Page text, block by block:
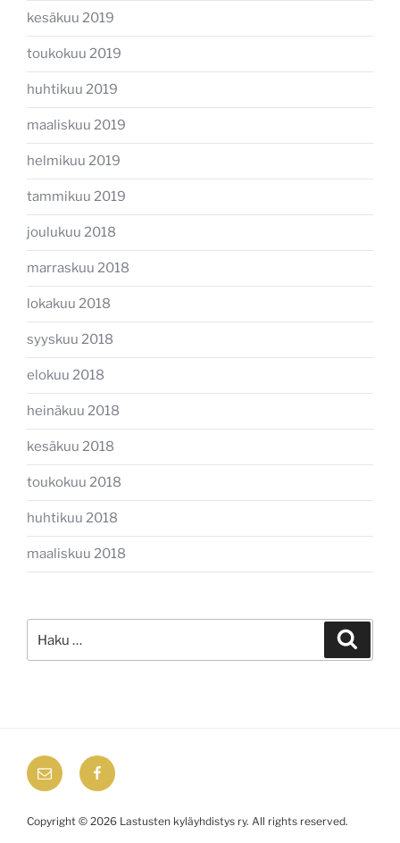
kesäkuu 2019
toukokuu 2019
huhtikuu 2019
maaliskuu 2019
helmikuu 2019
tammikuu 2019
joulukuu 2018
marraskuu 2018
lokakuu 2018
syyskuu 2018
elokuu 2018
heinäkuu 2018
kesäkuu 2018
toukokuu 2018
huhtikuu 2018
maaliskuu 2018
email Facebook
Copyright © 2026 Lastusten kyläyhdistys ry. All rights reserved.